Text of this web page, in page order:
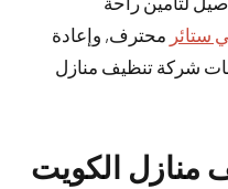
ستائر محترف, وإعادة
شركة تنظيف منازل
الكويت